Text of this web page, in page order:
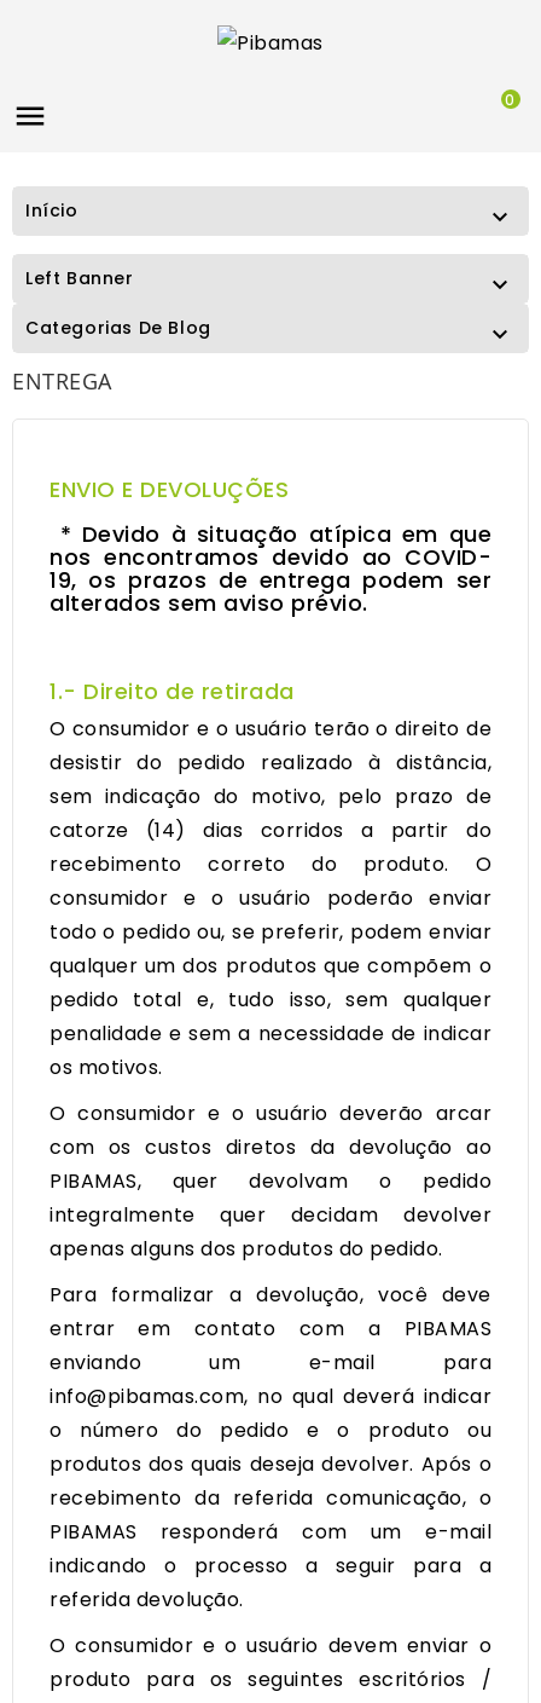
 0
Início 
Left Banner 
Categorias De Blog

ENTREGA
ENVIO E DEVOLUÇÕES
* Devido à situação atípica em que
nos encontramos devido ao COVID-
19, os prazos de entrega podem ser
alterados sem aviso prévio.
1.- Direito de retirada
O consumidor e o usuário terão o direito de
desistir do pedido realizado à distância,
sem indicação do motivo, pelo prazo de
catorze (14) dias corridos a partir do
recebimento correto do produto. O
consumidor e o usuário poderão enviar
todo o pedido ou, se preferir, podem enviar
qualquer um dos produtos que compõem o
pedido total e, tudo isso, sem qualquer
penalidade e sem a necessidade de indicar
os motivos.
O consumidor e o usuário deverão arcar
com os custos diretos da devolução ao
PIBAMAS, quer devolvam o pedido
integralmente quer decidam devolver
apenas alguns dos produtos do pedido.
Para formalizar a devolução, você deve
entrar em contato com a PIBAMAS
enviando um e-mail para
info@pibamas.com, no qual deverá indicar
o número do pedido e o produto ou
produtos dos quais deseja devolver. Após o
recebimento da referida comunicação, o
PIBAMAS responderá com um e-mail
indicando o processo a seguir para a
referida devolução.
O consumidor e o usuário devem enviar o
produto para os seguintes escritórios /